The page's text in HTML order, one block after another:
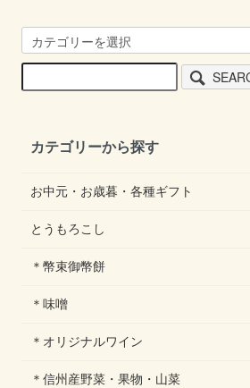
カテゴリーから探す
お中元・お歳暮・各種ギフト
とうもろこし
＊幣束御幣餅
＊味噌
＊オリジナルワイン
＊信州産野菜・果物・山菜